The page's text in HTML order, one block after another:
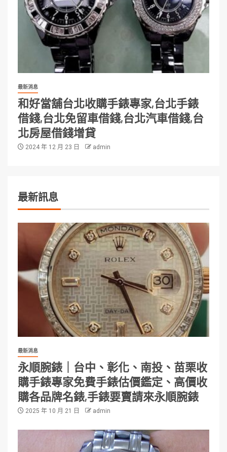
最新消息
和好當舖台北收購手錶專家,台北手錶
借錢,台北免留車借錢,台北汽車借錢,台
北房屋借錢增貸
2024 年 12 月 23 日 admin
最新訊息
最新消息
永順腕錶｜台中、彰化、南投、苗栗收
購手錶專家免費手錶估價鑑定、高價收
購各品牌名錶,手錶要賣請來永順腕錶
2025 年 10 月 21 日 admin